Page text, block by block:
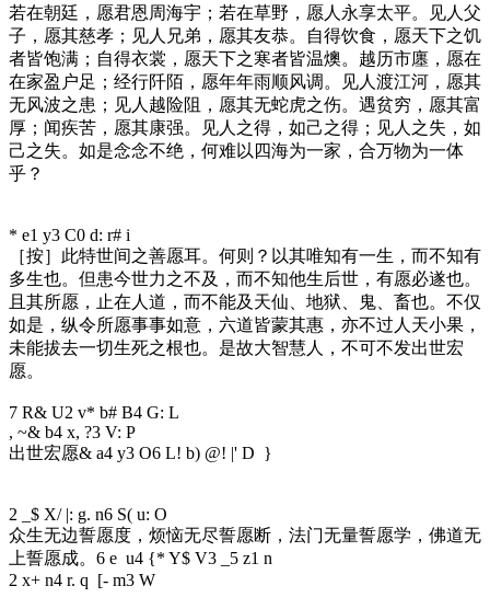
若在朝廷，愿君恩周海宇；若在草野，愿人永享太平。见人父
子，愿其慈孝；见人兄弟，愿其友恭。自得饮食，愿天下之饥
者皆饱满；自得衣裳，愿天下之寒者皆温燠。越历市廛，愿在
在家盈户足；经行阡陌，愿年年雨顺风调。见人渡江河，愿其
无风波之患；见人越险阻，愿其无蛇虎之伤。遇贫穷，愿其富
厚；闻疾苦，愿其康强。见人之得，如己之得；见人之失，如
己之失。如是念念不绝，何难以四海为一家，合万物为一体
乎？
* e1 y3 C0 d: r# i
［按］此特世间之善愿耳。何则？以其唯知有一生，而不知有
多生也。但患今世力之不及，而不知他生后世，有愿必遂也。
且其所愿，止在人道，而不能及天仙、地狱、鬼、畜也。不仅
如是，纵令所愿事事如意，六道皆蒙其惠，亦不过人天小果，
未能拔去一切生死之根也。是故大智慧人，不可不发出世宏
愿。
7 R& U2 v* b# B4 G: L
, ~& b4 x, ?3 V: P
出世宏愿& a4 y3 O6 L! b) @! |' D }
2 _$ X/ |: g. n6 S( u: O
众生无边誓愿度，烦恼无尽誓愿断，法门无量誓愿学，佛道无
上誓愿成。 6 e u4 {* Y$ V3 _5 z1 n
2 x+ n4 r. q [- m3 W